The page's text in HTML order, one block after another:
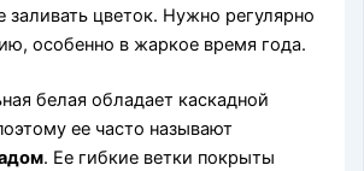
заливать цветок. Нужно регулярно
особенно в жаркое время года.
белая обладает каскадной
ее часто называют
. Ее гибкие ветки покрыты